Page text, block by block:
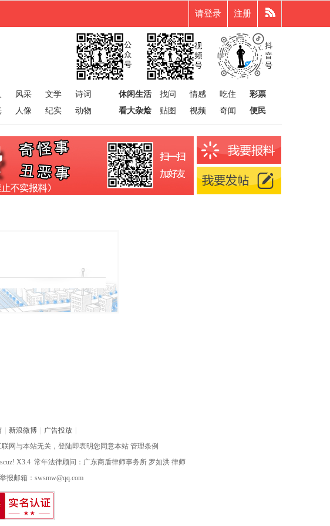
请登录 注册
风采 文学
诗词
人像 纪实 动物
休闲生活 找问 情感 吃住
彩票
看大杂烩
贴图 视频 奇闻 便民
新浪微博 广告投放
网与本站无关，登陆即表明您同意本站 管理条例
X3.4 常年法律顾问：广东商盾律师事务所 罗如洪律师
报邮箱：swsmw@qq.com